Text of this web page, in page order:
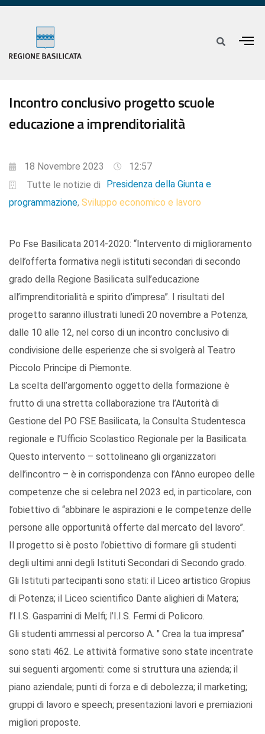
Incontro conclusivo progetto scuole
educazione a imprenditorialità
18 Novembre 2023
12:57
Tutte le notizie di
Presidenza della Giunta e
programmazione, Sviluppo economico e lavoro
Po Fse Basilicata 2014-2020: “Intervento di miglioramento
dell’offerta formativa negli istituti secondari di secondo
grado della Regione Basilicata sull’educazione
all’imprenditorialità e spirito d’impresa”. I risultati del
progetto saranno illustrati lunedì 20 novembre a Potenza,
dalle 10 alle 12, nel corso di un incontro conclusivo di
condivisione delle esperienze che si svolgerà al Teatro
Piccolo Principe di Piemonte.
La scelta dell’argomento oggetto della formazione è
frutto di una stretta collaborazione tra l’Autorità di
Gestione del PO FSE Basilicata, la Consulta Studentesca
regionale e l’Ufficio Scolastico Regionale per la Basilicata.
Questo intervento – sottolineano gli organizzatori
dell’incontro – è in corrispondenza con l’Anno europeo delle
competenze che si celebra nel 2023 ed, in particolare, con
l’obiettivo di “abbinare le aspirazioni e le competenze delle
persone alle opportunità offerte dal mercato del lavoro”.
Il progetto si è posto l’obiettivo di formare gli studenti
degli ultimi anni degli Istituti Secondari di Secondo grado.
Gli Istituti partecipanti sono stati: il Liceo artistico Gropius
di Potenza; il Liceo scientifico Dante alighieri di Matera;
l’I.I.S. Gasparrini di Melfi; l’I.I.S. Fermi di Policoro.
Gli studenti ammessi al percorso A. " Crea la tua impresa”
sono stati 462. Le attività formative sono state incentrate
sui seguenti argomenti: come si struttura una azienda; il
piano aziendale; punti di forza e di debolezza; il marketing;
gruppi di lavoro e speech; presentazioni lavori e premiazioni
migliori proposte.